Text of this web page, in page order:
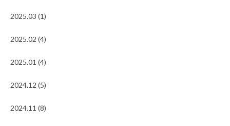
2025.03 (1)
2025.02 (4)
2025.01 (4)
2024.12 (5)
2024.11 (8)